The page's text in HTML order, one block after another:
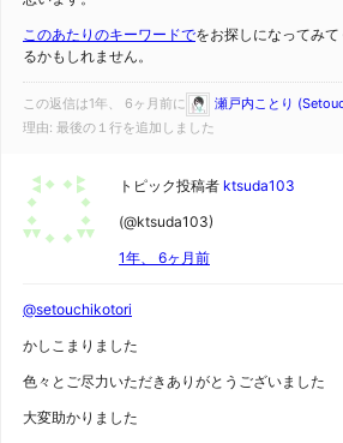
このあたりのキーワードでをお探しになってみ
るかもしれません。
この返信は1年、 6ヶ月前に 瀬戸内ことり
理由: 最後の１行を追加しました
トピック投稿者 ktsuda103
(@ktsuda103)
1年、 6ヶ月前
@setouchikotori
かしこまりました
色々とご尽力いただきありがとうございました
大変助かりました